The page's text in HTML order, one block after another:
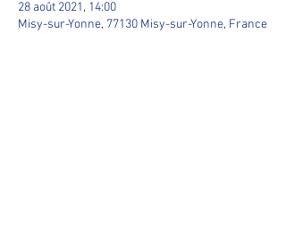
28 août 2021, 14:00
Misy-sur-Yonne, 77130 Misy-sur-Yonne, France